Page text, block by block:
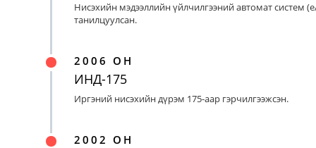
Нисэхийн мэдээллийн үйлчилгээний автомат систем
танилцуулсан.
2006 ОН
ИНД-175
Иргэний нисэхийн дүрэм 175-аар гэрчилгээжсэн.
2002 ОН